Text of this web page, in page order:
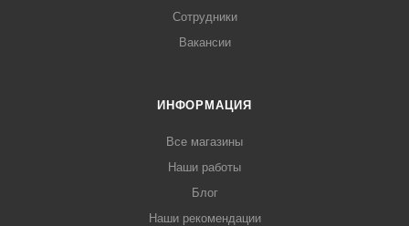
Сотрудники
Вакансии
ИНФОРМАЦИЯ
Все магазины
Наши работы
Блог
Наши рекомендации